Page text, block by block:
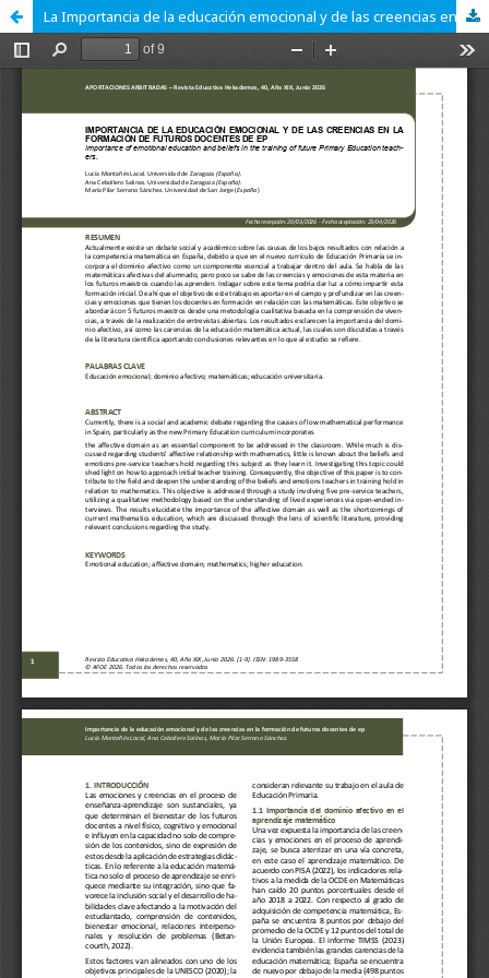
La Importancia de la educación emocional y de las creencias en la formación de futuros docentes de EP